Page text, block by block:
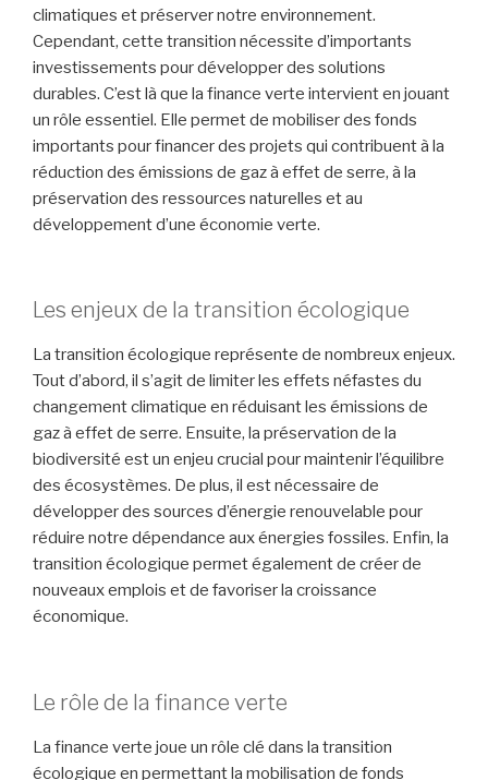
climatiques et préserver notre environnement.
Cependant, cette transition nécessite d’importants
investissements pour développer des solutions
durables. C’est là que la finance verte intervient en jouant
un rôle essentiel. Elle permet de mobiliser des fonds
importants pour financer des projets qui contribuent à la
réduction des émissions de gaz à effet de serre, à la
préservation des ressources naturelles et au
développement d’une économie verte.
Les enjeux de la transition écologique
La transition écologique représente de nombreux enjeux.
Tout d’abord, il s’agit de limiter les effets néfastes du
changement climatique en réduisant les émissions de
gaz à effet de serre. Ensuite, la préservation de la
biodiversité est un enjeu crucial pour maintenir l’équilibre
des écosystèmes. De plus, il est nécessaire de
développer des sources d’énergie renouvelable pour
réduire notre dépendance aux énergies fossiles. Enfin, la
transition écologique permet également de créer de
nouveaux emplois et de favoriser la croissance
économique.
Le rôle de la finance verte
La finance verte joue un rôle clé dans la transition
écologique en permettant la mobilisation de fonds